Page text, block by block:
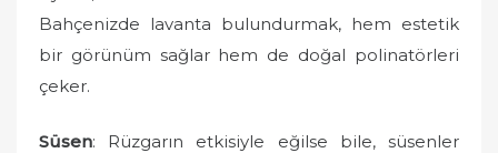
Bahçenizde lavanta bulundurmak, hem estetik
bir görünüm sağlar hem de doğal polinatörleri
çeker.
Süsen: Rüzgarın etkisiyle eğilse bile, süsenler